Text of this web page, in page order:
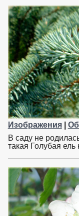
Изображения|
В саду не
такая Голубая ель